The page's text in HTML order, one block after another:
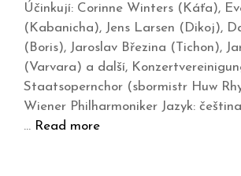
Účinkují: Corinne Winters (Káťa),
(Kabanicha), Jens Larsen (Dikoj),
(Boris), Jaroslav Březina (Tichon),
(Varvara) a další,
Staatsopernchor (sbormistr Huw
Wiener Philharmoniker Jazyk:
… Read more